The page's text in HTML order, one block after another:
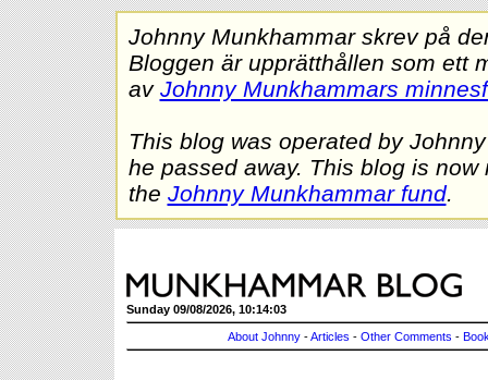
Johnny Munkhammar skrev på
Bloggen är upprätthållen som ett
av Johnny Munkhammars
This blog was operated by
he passed away. This blog is
the Johnny Munkhammar fund.
Sunday 09/08/2026, 10:14:03
About Johnny -Articles - Other Comments -